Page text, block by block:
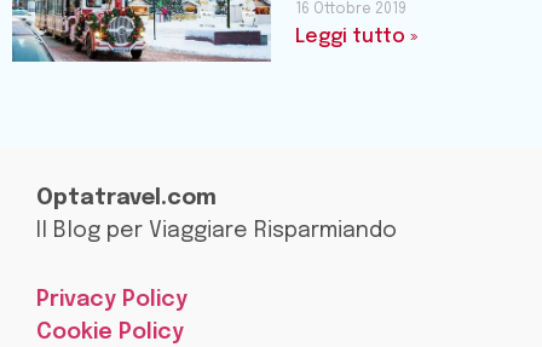
16 Ottobre 2019
Leggi tutto »
Optatravel.com
Il Blog per Viaggiare Risparmiando
Privacy Policy
Cookie Policy